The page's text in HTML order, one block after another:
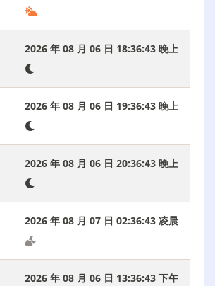
2026 年 08 月 06 日 18:36:44 晚上
2026 年 08 月 06 日 19:36:44 晚上
2026 年 08 月 06 日 20:36:44 晚上
2026 年 08 月 07 日 02:36:44 凌晨
2026 年 08 月 06 日 13:36:44 下午